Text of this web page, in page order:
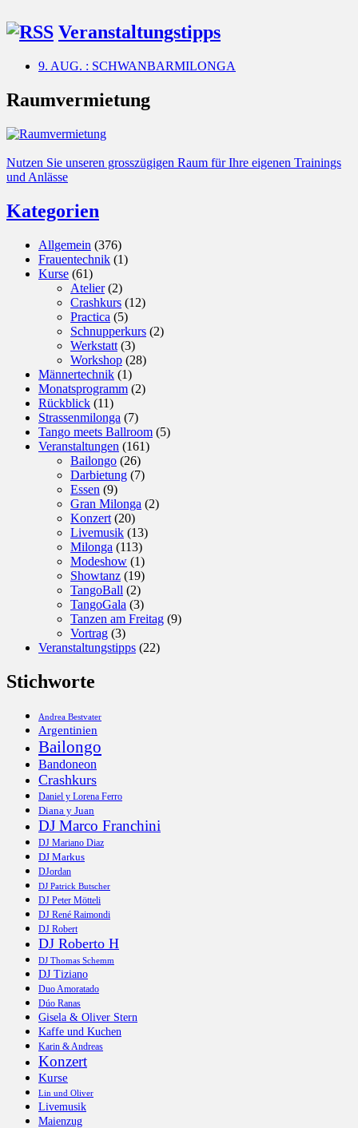
Veranstaltungstipps
9. AUG. : SCHWANBARMILONGA
Raumvermietung
Nutzen Sie unseren grosszügigen Raum für Ihre eigenen Trainings
und Anlässe
Kategorien
Allgemein (376)
Frauentechnik (1)
Kurse (61)
Atelier(2)
Crashkurs (12)
Practica (5)
Schnupperkurs (2)
Werkstatt (3)
Workshop (28)
Männertechnik (1)
Monatsprogramm (2)
Rückblick (11)
Strassenmilonga (7)
Tango meets Ballroom (5)
Veranstaltungen (161)
Bailongo (26)
Darbietung (7)
Essen (9)
Gran Milonga (2)
Konzert (20)
Livemusik (13)
Milonga (113)
Modeshow (1)
Showtanz (19)
TangoBall (2)
TangoGala (3)
Tanzen am Freitag (9)
Vortrag (3)
Veranstaltungstipps (22)
Stichworte
Andrea Bestvater
Argentinien
Bailongo
Bandoneon
Crashkurs
Daniel y Lorena Ferro
Diana y Juan
DJ Marco Franchini
DJ Mariano Diaz
DJ Markus
DJordan
DJ Patrick Butscher
DJ Peter Mötteli
DJ René Raimondi
DJ Robert
DJ Roberto H
DJ Thomas Schemm
DJ Tiziano
Duo Amoratado
Dúo Ranas
Gisela & Oliver Stern
Kaffe und Kuchen
Karin & Andreas
Konzert
Kurse
Lin und Oliver
Livemusik
Maienzug